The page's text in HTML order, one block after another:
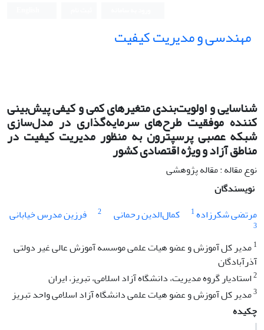
مهندسی و مدیریت کیفیت
شناسایی و اولویت‌بندی متغیرهای کمی و کیفی پیش‌بینی
کننده موفقیت طرح‌های سرمایه‌گذاری در مدل‌سازی
شبکه عصبی پرسپترون به منظور مدیریت کیفیت در
مناطق آزاد و ویژه اقتصادی کشور
نوع مقاله : مقاله پژوهشی
نویسندگان
مرتضی شکرزاده1 کمال‌الدین رحمانی 2 فرزین مدرس خیابانی
3
1مدیر کل آموزش و عضو هیات علمی موسسه آموزش عالی غیر دولتی
آذرآبادگان
2استاد‌یار گروه مدیریت، دانشگاه آزاد اسلامی، تبریز، ایران
3مدیر کل آموزش و عضو هیات علمی دانشگاه آزاد اسلامی واحد تبریز
چکیده